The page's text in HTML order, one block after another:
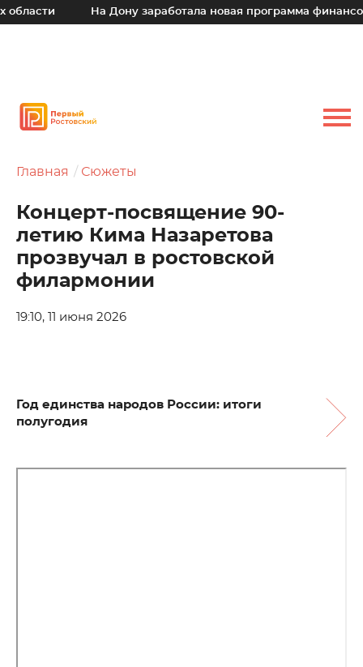
На Дону заработала новая программа финансовой
Главная Сюжеты
Концерт-посвящение 90-
летию Кима Назаретова
прозвучал в ростовской
филармонии
19:10, 11 июня 2026
Год единства народов России: итоги
полугодия